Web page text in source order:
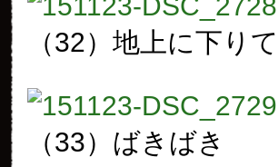
（32）地上に下り
（33）ばきばき